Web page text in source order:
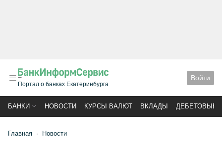
Портал о банках Екатеринбурга
Войти
БАНКИ НОВОСТИ КУРСЫ ВАЛЮТ ВКЛАДЫ ДЕБЕТОВЫЕ
Главная Новости